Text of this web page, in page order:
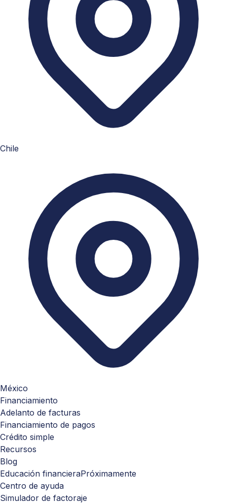
Chile
México
Financiamiento
Adelanto de facturas
Financiamiento de pagos
Crédito simple
Recursos
Blog
Educación financieraPróximamente
Centro de ayuda
Simulador de factoraje